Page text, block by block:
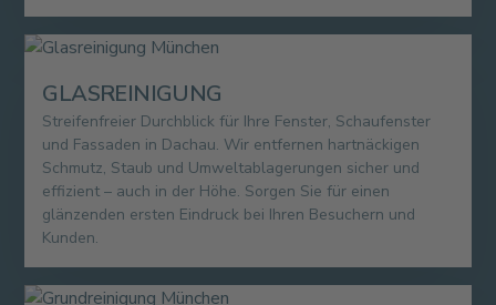
GLASREINIGUNG
Streifenfreier Durchblick für Ihre Fenster, Schaufenster
und Fassaden in Dachau. Wir entfernen hartnäckigen
Schmutz, Staub und Umweltablagerungen sicher und
effizient – auch in der Höhe. Sorgen Sie für einen
glänzenden ersten Eindruck bei Ihren Besuchern und
Kunden.